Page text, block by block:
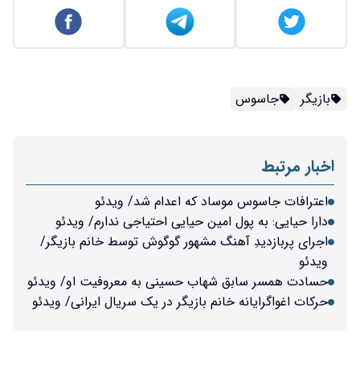
بازیگر جاسوس
اخبار مرتبط
اعترافات جاسوس موساد که اعدام شد/ ویدئو
دارا حیایی: به پول امین حیایی احتیاجی ندارم/ ویدئو
اجرای پربازدیدِ آهنگ مشهور گوگوش توسط خانم بازیگر/
ویدئو
حسادت همسر سابق شهاب حسینی به معروفیت او/ ویدئو
حرکات اغواگرایانه خانم بازیگر در یک سریال ایرانی/ ویدئو